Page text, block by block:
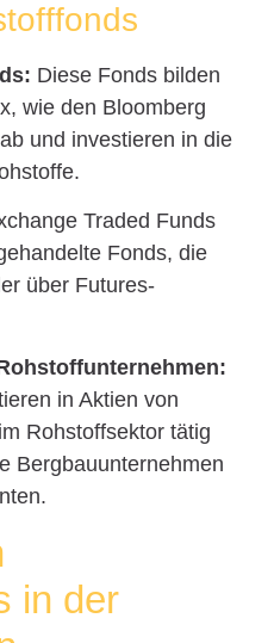
Diese Fonds bilden
wie den Bloomberg
und investieren in die
Traded Funds
Fonds, die
über Futures-
in Aktien von
Rohstoffsektor tätig
Bergbauunternehmen
in der